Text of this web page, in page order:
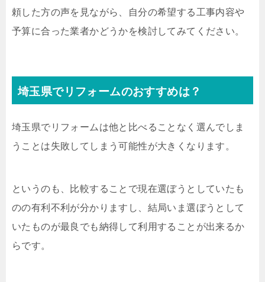
頼した方の声を見ながら、自分の希望する工事内容や
予算に合った業者かどうかを検討してみてください。
埼玉県でリフォームのおすすめは？
埼玉県でリフォームは他と比べることなく選んでしま
うことは失敗してしまう可能性が大きくなります。
というのも、比較することで現在選ぼうとしていたも
のの有利不利が分かりますし、結局いま選ぼうとして
いたものが最良でも納得して利用することが出来るか
らです。